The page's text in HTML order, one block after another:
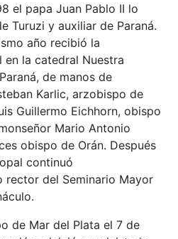
el papa Juan Pablo II lo
Turuzi y auxiliar de Paraná.
año recibió la
la catedral Nuestra
de manos de
Karlic, arzobispo de
Guillermo Eichhorn, obispo
Mario Antonio
obispo de Orán. Después
continuó
rector del Seminario Mayor
de Mar del Plata el 7 de